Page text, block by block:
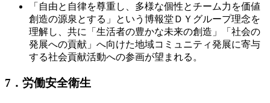
「自由と自律を尊重し、多様な個性とチーム力を価値
創造の源泉とする」という博報堂ＤＹグループ理念を
理解し、共に「生活者の豊かな未来の創造」「社会の
発展への貢献」へ向けた地域コミュニティ発展に寄与
する社会貢献活動への参画が望まれる。
7．労働安全衛生